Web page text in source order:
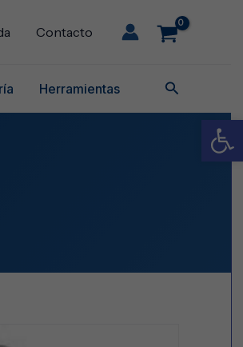
Contacto
Herramientas Buscar